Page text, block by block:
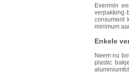
Evenmin
verpakking
consument
minimum
Enkele
Neem nu
plastic